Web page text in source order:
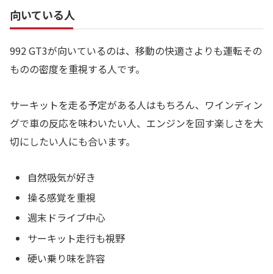
向いている人
992 GT3が向いているのは、移動の快適さよりも運転その
ものの密度を重視する人です。
サーキットを走る予定がある人はもちろん、ワインディン
グで車の反応を味わいたい人、エンジンを回す楽しさを大
切にしたい人にも合います。
自然吸気が好き
操る感覚を重視
週末ドライブ中心
サーキット走行も視野
硬い乗り味を許容